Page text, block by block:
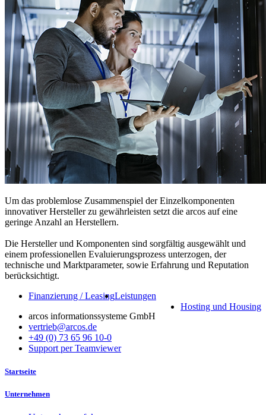
Um das problemlose Zusammenspiel der Einzelkomponenten
innovativer Hersteller zu gewährleisten setzt die arcos auf eine
geringe Anzahl an Herstellern.
Die Hersteller und Komponenten sind sorgfältig ausgewählt und
einem professionellen Evaluierungsprozess unterzogen, der
technische und Marktparameter, sowie Erfahrung und Reputation
berücksichtigt.
Finanzierung / LeasingLeistungen
Hosting und Housing
arcos informationssysteme GmbH
vertrieb@arcos.de
+49 (0) 73 65 96 10-0
Support per Teamviewer
Startseite
Unternehmen